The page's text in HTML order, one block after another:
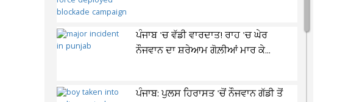
ਪੰਜਾਬ 'ਚ ਵੱਡੀ ਵਾਰਦਾਤ! ਰਾਹ 'ਚ ਘੇਰ
ਨੌਜਵਾਨ ਦਾ ਸ਼ਰੇਆਮ ਗੋਲ਼ੀਆਂ ਮਾਰ ਕੇ...
ਪੰਜਾਬ: ਪੁਲਸ ਹਿਰਾਸਤ 'ਚੋਂ ਨੌਜਵਾਨ ਗੱਡੀ ਤੋਂ